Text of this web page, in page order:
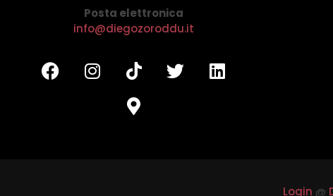
Posta elettronica
info@diegozoroddu.it
Login @